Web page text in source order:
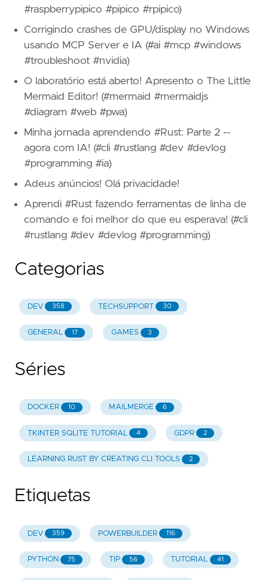
#raspberrypipico #pipico #rpipico)
Corrigindo crashes de GPU/display no Windows
usando MCP Server e IA (#ai #mcp #windows
#troubleshoot #nvidia)
O laboratório está aberto! Apresento o The Little
Mermaid Editor! (#mermaid #mermaidjs
#diagram #web #pwa)
Minha jornada aprendendo #Rust: Parte 2 --
agora com IA! (#cli #rustlang #dev #devlog
#programming #ia)
Adeus anúncios! Olá privacidade!
Aprendi #Rust fazendo ferramentas de linha de
comando e foi melhor do que eu esperava! (#cli
#rustlang #dev #devlog #programming)
Categorias
DEV 358 TECHSUPPORT 30
GENERAL 17 GAMES 3
Séries
DOCKER 10 MAILMERGE 6
TKINTER SQLITE TUTORIAL 4 GDPR 2
LEARNING RUST BY CREATING CLI TOOLS 2
Etiquetas
DEV 359 POWERBUILDER 116
PYTHON 75 TIP 56 TUTORIAL 41